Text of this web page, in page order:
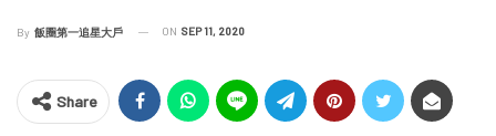
By 飯圈第一追星大戶 ON SEP 11, 2020
Share